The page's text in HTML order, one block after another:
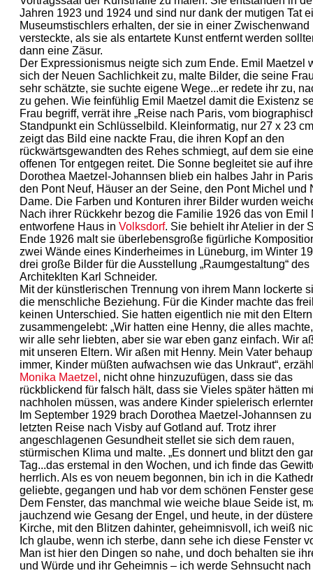
Jahren 1923 und 1924 und sind nur dank der mutigen Tat
Museumstischlers erhalten, der sie in einer Zwischenwand
versteckte, als sie als entartete Kunst entfernt werden
dann eine Zäsur.
Der Expressionismus neigte sich zum Ende. Emil Maetzel
sich der Neuen Sachlichkeit zu, malte Bilder, die seine
sehr schätzte, sie suchte eigene Wege...er redete ihr zu,
zu gehen. Wie feinfühlig Emil Maetzel damit die Existenz
Frau begriff, verrät ihre „Reise nach Paris, vom
Standpunkt ein Schlüsselbild. Kleinformatig, nur 27 x 23
zeigt das Bild eine nackte Frau, die ihren Kopf an den
rückwärtsgewandten des Rehes schmiegt, auf dem sie
offenen Tor entgegen reitet. Die Sonne begleitet sie auf
Dorothea Maetzel-Johannsen blieb ein halbes Jahr in
den Pont Neuf, Häuser an der Seine, den Pont Michel und
Dame. Die Farben und Konturen ihrer Bilder wurden
Nach ihrer Rückkehr bezog die Familie 1926 das von Emil
entworfene Haus in Volksdorf. Sie behielt ihr Atelier in der
Ende 1926 malt sie überlebensgroße figürliche
zwei Wände eines Kinderheimes in Lüneburg, im Winter
drei große Bilder für die Ausstellung „Raumgestaltung“ des
Architeklten Karl Schneider.
Mit der künstlerischen Trennung von ihrem Mann lockerte
die menschliche Beziehung. Für die Kinder machte das
keinen Unterschied. Sie hatten eigentlich nie mit den Eltern
zusammengelebt: „Wir hatten eine Henny, die alles
wir alle sehr liebten, aber sie war eben ganz einfach. Wir
mit unseren Eltern. Wir aßen mit Henny. Mein Vater
immer, Kinder müßten aufwachsen wie das Unkraut“,
Monika Maetzel , nicht ohne hinzuzufügen, dass sie das
rückblickend für falsch hält, dass sie Vieles später hätten
nachholen müssen, was andere Kinder spielerisch
Im September 1929 brach Dorothea Maetzel-Johannsen
letzten Reise nach Visby auf Gotland auf. Trotz ihrer
angeschlagenen Gesundheit stellet sie sich dem rauen,
stürmischen Klima und malte. „Es donnert und blitzt den
Tag...das erstemal in den Wochen, und ich finde das
herrlich. Als es von neuem begonnen, bin ich in die
geliebte, gegangen und hab vor dem schönen Fenster
Dem Fenster, das manchmal wie weiche blaue Seide ist,
jauchzend wie Gesang der Engel, und heute, in der
Kirche, mit den Blitzen dahinter, geheimnisvoll, ich weiß
Ich glaube, wenn ich sterbe, dann sehe ich diese Fenster
Man ist hier den Dingen so nahe, und doch behalten sie
und Würde und ihr Geheimnis – ich werde Sehnsucht nach